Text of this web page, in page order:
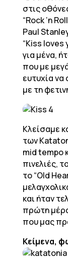
στις
“Rock ‘n
Paul
“Kiss loves
για μένα,
που με
ευτυχία
με τη
Κλείσαμε
των
mid tempo
πινελιές,
το “Old
και ήταν
πρώτη
που μας
Κείμενα,